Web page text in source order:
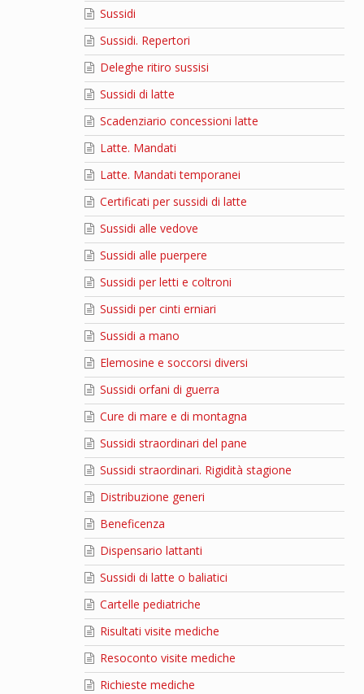
Sussidi
Sussidi. Repertori
Deleghe ritiro sussisi
Sussidi di latte
Scadenziario concessioni latte
Latte. Mandati
Latte. Mandati temporanei
Certificati per sussidi di latte
Sussidi alle vedove
Sussidi alle puerpere
Sussidi per letti e coltroni
Sussidi per cinti erniari
Sussidi a mano
Elemosine e soccorsi diversi
Sussidi orfani di guerra
Cure di mare e di montagna
Sussidi straordinari del pane
Sussidi straordinari. Rigidità stagione
Distribuzione generi
Beneficenza
Dispensario lattanti
Sussidi di latte o baliatici
Cartelle pediatriche
Risultati visite mediche
Resoconto visite mediche
Richieste mediche